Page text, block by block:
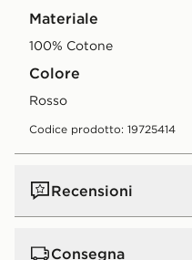
Materiale
100% Cotone
Colore
Rosso
Codice prodotto: 19725414
Recensioni
Consegna